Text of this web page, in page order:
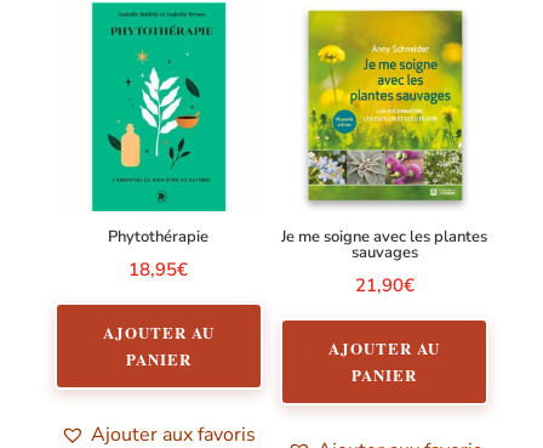
Phytothérapie
18,95€
AJOUTER AU
PANIER
Ajouter aux favoris
Je me soigne avec les plantes
sauvages
21,90€
AJOUTER AU
PANIER